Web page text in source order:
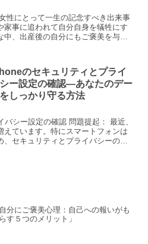
性にとって一生の記念すべき出来事
事に追われて自分自身を犠牲にす
、出産後の自分にもご褒美を与え
のセキュリティとプライ
ー設定の確認―あなたのデー
しっかり守る方法
シー設定の確認 問題提起： 最近、
ています。特にスマートフォンは
セキュリティとプライバシーの保
自分にご褒美心理：自己への報いがも
す５つのメリット」